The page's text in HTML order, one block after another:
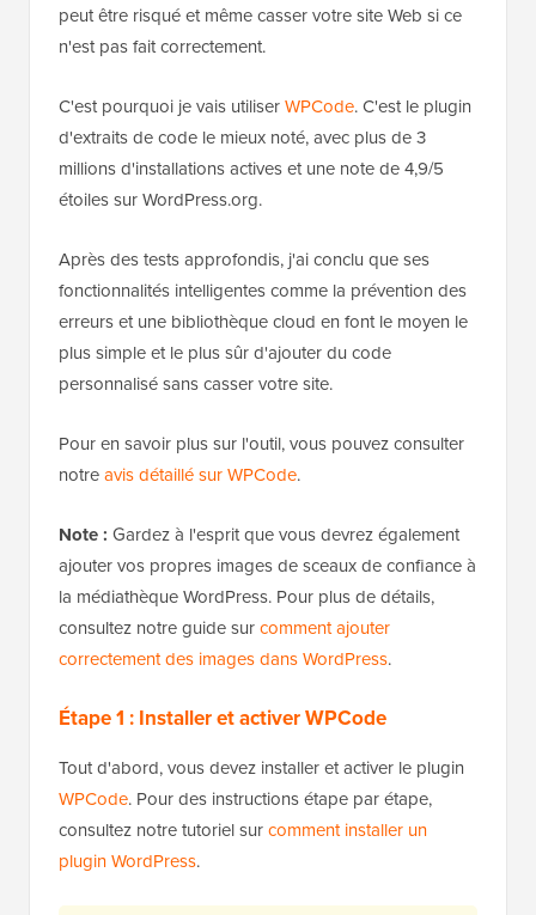
peut être risqué et même casser votre site Web si ce
n'est pas fait correctement.
C'est pourquoi je vais utiliserWPCode. C'est le plugin
d'extraits de code le mieux noté, avec plus de 3
millions d'installations actives et une note de 4,9/5
étoiles sur WordPress.org.
Après des tests approfondis, j'ai conclu que ses
fonctionnalités intelligentes comme la prévention des
erreurs et une bibliothèque cloud en font le moyen le
plus simple et le plus sûr d'ajouter du code
personnalisé sans casser votre site.
Pour en savoir plus sur l'outil, vous pouvez consulter
notreavis détaillé sur WPCode.
Note : Gardez à l'esprit que vous devrez également
ajouter vos propres images de sceaux de confiance à
la médiathèque WordPress. Pour plus de détails,
consultez notre guide surcomment ajouter
correctement des images dans WordPress.
Étape 1 : Installer et activer WPCode
Tout d'abord, vous devez installer et activer le plugin
WPCode. Pour des instructions étape par étape,
consultez notre tutoriel surcomment installer un
plugin WordPress.